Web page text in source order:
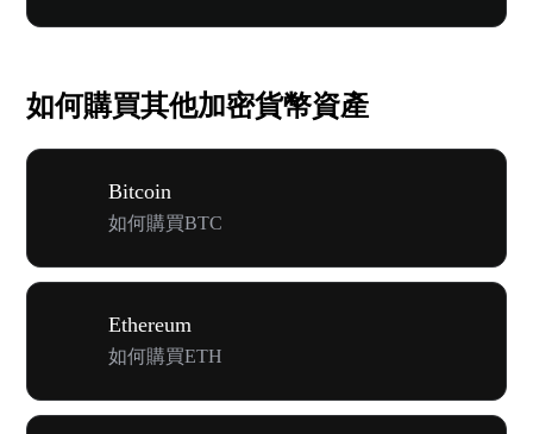
如何購買其他加密貨幣資產
Bitcoin
如何購買BTC
Ethereum
如何購買ETH